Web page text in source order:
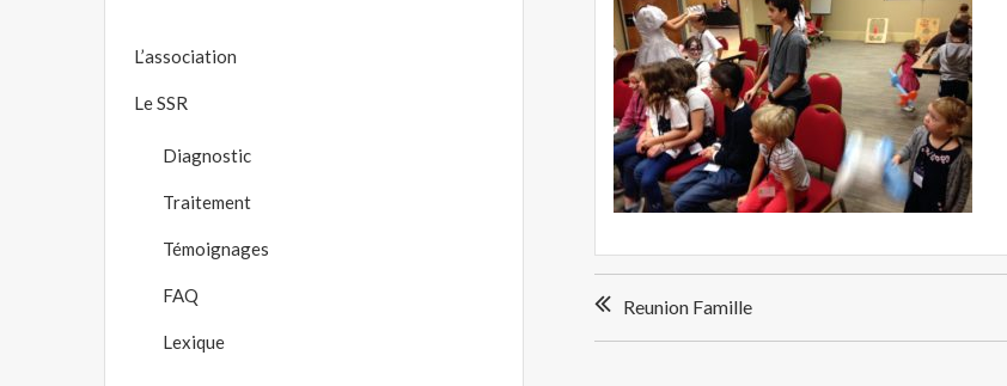
Navigation
Reunion Famille
L’association
Le SSR
Diagnostic
Traitement
Témoignages
FAQ
Lexique